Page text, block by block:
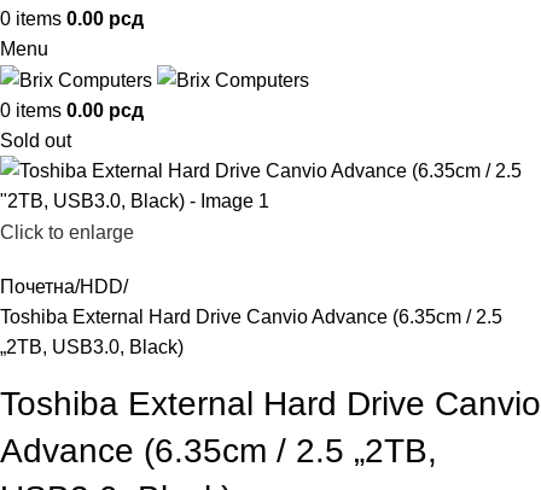
0 items 0.00 рсд
Menu
0 items 0.00 рсд
Sold out
Click to enlarge
Почетна HDD
Toshiba External Hard Drive Canvio Advance (6.35cm / 2.5
„2TB, USB3.0, Black)
Toshiba External Hard Drive Canvio
Advance (6.35cm / 2.5 „2TB,